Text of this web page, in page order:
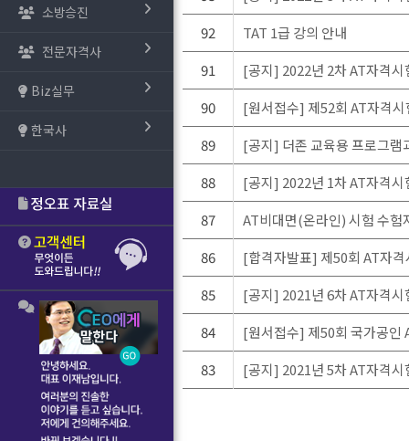
소방승진
전문자격사
Biz실무
한국사
92
TAT 1급 강의 안내
91
[공지] 2022년 2차 AT자격시
90
[원서접수] 제52회 AT자격시
89
[공지] 더존 교육용 프로그램
88
[공지] 2022년 1차 AT자격시
87
AT비대면(온라인) 시험 수험
86
[합격자발표] 제50회 AT자격
85
[공지] 2021년 6차 AT자격시
84
[원서접수] 제50회 국가공인
83
[공지] 2021년 5차 AT자격시